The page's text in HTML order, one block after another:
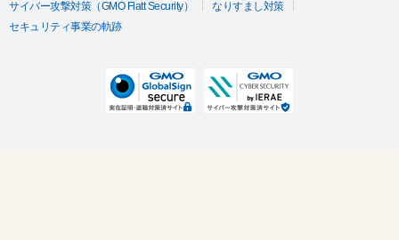
サイバー攻撃対策（GMO Flatt Security）
なりすまし対策
セキュリティ事業の軌跡